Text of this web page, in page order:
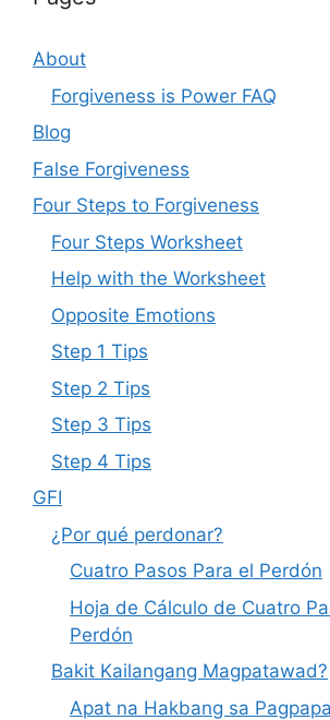
About
Forgiveness is Power FAQ
Blog
False Forgiveness
Four Steps to Forgiveness
Four Steps Worksheet
Help with the Worksheet
Opposite Emotions
Step 1 Tips
Step 2 Tips
Step 3 Tips
Step 4 Tips
GFI
¿Por qué perdonar?
Cuatro Pasos Para el Perdón
Hoja de Cálculo de Cuatro
Perdón
Bakit Kailangang Magpatawad?
Apat na Hakbang sa